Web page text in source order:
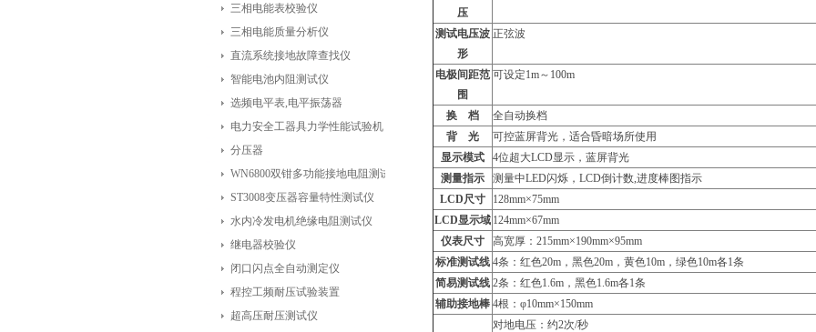
三相电能表校验仪
三相电能质量分析仪
直流系统接地故障查找仪
智能电池内阻测试仪
选频电平表,电平振荡器
电力安全工器具力学性能试验机
分压器
WN6800双钳多功能接地电阻测试仪
ST3008变压器容量特性测试仪
水内冷发电机绝缘电阻测试仪
继电器校验仪
闭口闪点全自动测定仪
程控工频耐压试验装置
超高压耐压测试仪
压
测试电压波
形
正弦波
电极间距范
围
可设定1m～100m
换 档
全自动换档
背 光
可控蓝屏背光，适合昏暗场所使用
显示模式
4位超大LCD显示，蓝屏背光
测量指示
测量中LED闪烁，LCD倒计数,进度棒图指示
LCD尺寸 128mm×75mm
LCD显示域 124mm×67mm
仪表尺寸
高宽厚：215mm×190mm×95mm
标准测试线 4条：红色20m，黑色20m，黄色10m，绿色10m各1条
简易测试线 2条：红色1.6m，黑色1.6m各1条
辅助接地棒 4根：φ10mm×150mm
对地电压：约2次/秒